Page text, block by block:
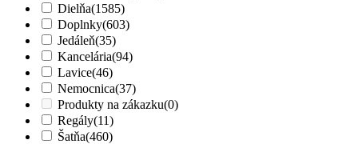
Dielňa(1585)
Doplnky(603)
Jedáleň(35)
Kancelária(94)
Lavice(46)
Nemocnica(37)
Produkty na zákazku(0)
Regály(11)
Šatňa(460)